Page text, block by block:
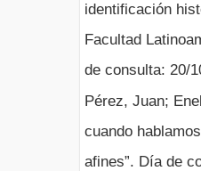
identificación
Facultad
de consulta: 20/
Pérez, Juan;
cuando
afines”. Día de